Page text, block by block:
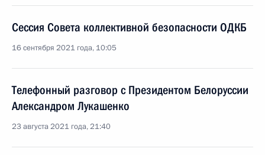
Сессия Совета коллективной безопасности ОДКБ
16 сентября 2021 года, 10:05
Телефонный разговор с Президентом Белоруссии
Александром Лукашенко
23 августа 2021 года, 21:40